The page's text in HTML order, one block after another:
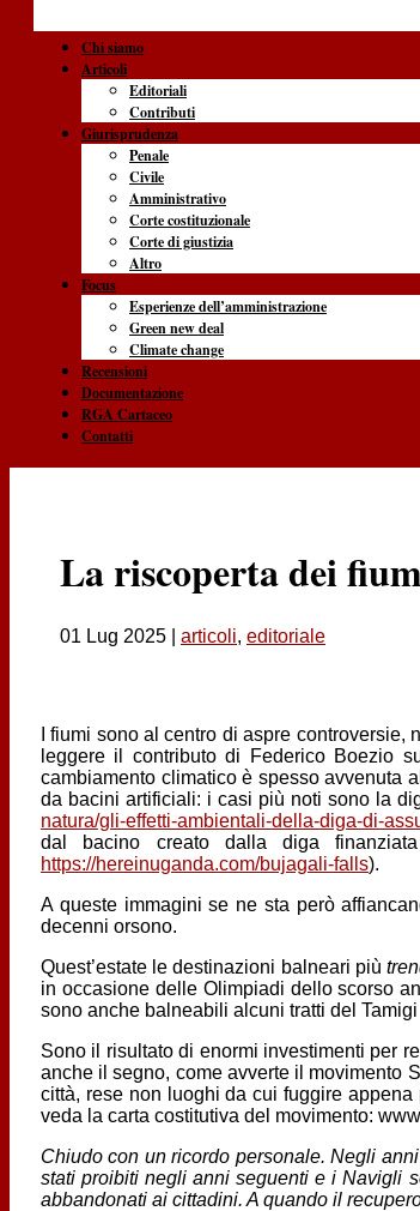
Chi siamo
Articoli
Editoriali
Contributi
Giurisprudenza
Penale
Civile
Amministrativo
Corte costituzionale
Corte di giustizia
Altro
Focus
Esperienze dell’amministrazione
Green new deal
Climate change
Recensioni
Documentazione
RGA Cartaceo
Contatti
La riscoperta dei
01 Lug 2025 articoli, editoriale
I fiumi sono al centro di aspre
leggere il contributo di Federico Boezio
cambiamento climatico è spesso avvenuta
da bacini artificiali: i casi più noti sono la
natura/gli-effetti-ambientali-della-diga-di-
dal bacino creato dalla diga
https://hereinuganda.com/bujagali-falls).
A queste immagini se ne sta però
decenni orsono.
Quest’estate le destinazioni balneari più
in occasione delle Olimpiadi dello scorso
sono anche balneabili alcuni tratti del
Sono il risultato di enormi investimenti per
anche il segno, come avverte il movimento
città, rese non luoghi da cui fuggire
veda la carta costitutiva del movimento:
Chiudo con un ricordo personale. Negli
stati proibiti negli anni seguenti e i Navigli
abbandonati ai cittadini. A quando il